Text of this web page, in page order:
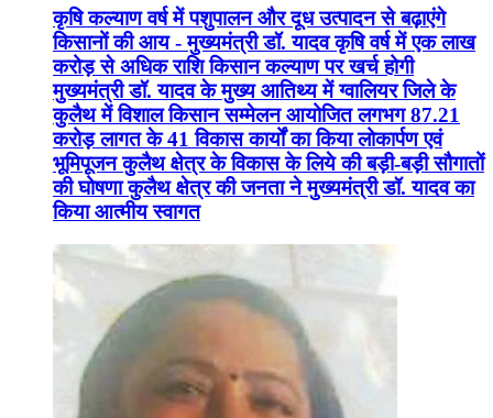
कृषि कल्याण वर्ष में पशुपालन और दूध उत्पादन से बढ़ाएंगे
किसानों की आय - मुख्यमंत्री डॉ. यादव कृषि वर्ष में एक लाख
करोड़ से अधिक राशि किसान कल्याण पर खर्च होगी
मुख्यमंत्री डॉ. यादव के मुख्य आतिथ्य में ग्वालियर जिले के
कुलैथ में विशाल किसान सम्मेलन आयोजित लगभग 87.21
करोड़ लागत के 41 विकास कार्यों का किया लोकार्पण एवं
भूमिपूजन कुलैथ क्षेत्र के विकास के लिये की बड़ी-बड़ी सौगातों
की घोषणा कुलैथ क्षेत्र की जनता ने मुख्यमंत्री डॉ. यादव का
किया आत्मीय स्वागत